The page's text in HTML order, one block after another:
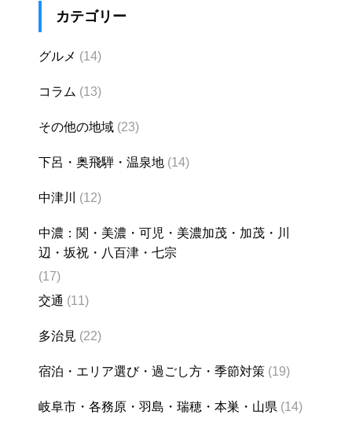
カテゴリー
グルメ (14)
コラム (13)
その他の地域 (23)
下呂・奥飛騨・温泉地 (14)
中津川 (12)
中濃：関・美濃・可児・美濃加茂・加茂・川
辺・坂祝・八百津・七宗
(17)
交通 (11)
多治見 (22)
宿泊・エリア選び・過ごし方・季節対策 (19)
岐阜市・各務原・羽島・瑞穂・本巣・山県 (14)